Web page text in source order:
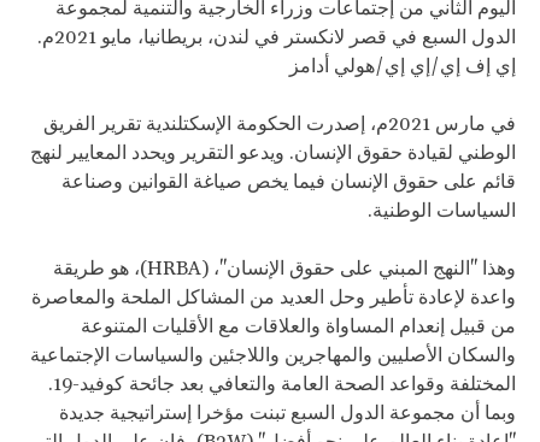
اليوم الثاني من إجتماعات وزراء الخارجية والتنمية لمجموعة
الدول السبع في قصر لانكستر في لندن، بريطانيا، مايو 2021م.
إي إف إي/إي إي/هولي أدامز
في مارس 2021م، إصدرت الحكومة الإسكتلندية تقرير الفريق
الوطني لقيادة حقوق الإنسان. ويدعو التقرير ويحدد المعايير لنهج
قائم على حقوق الإنسان فيما يخص صياغة القوانين وصناعة
السياسات الوطنية.
وهذا "النهج المبني على حقوق الإنسان"، (HRBA)، هو طريقة
واعدة لإعادة تأطير وحل العديد من المشاكل الملحة والمعاصرة
من قبيل إنعدام المساواة والعلاقات مع الأقليات المتنوعة
والسكان الأصليين والمهاجرين واللاجئين والسياسات الإجتماعية
المختلفة وقواعد الصحة العامة والتعافي بعد جائحة كوفيد-19.
وبما أن مجموعة الدول السبع تبنت مؤخرا إستراتيجية جديدة